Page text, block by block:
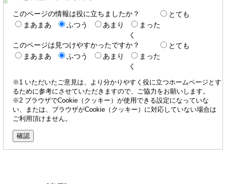
このページの情報は役に立ちましたか？
とても
まあまあ
ふつう あまり
まった
く
このページは見つけやすかったですか？
とても
まあまあ
ふつう あまり
まった
く
※1 いただいたご意見は、より分かりやすく役に立つホームページとす
るために参考にさせていただきますので、ご協力をお願いします。
※2 ブラウザでCookie（クッキー）が使用できる設定になっていな
い、または、ブラウザがCookie（クッキー）に対応していない場合は
ご利用頂けません。